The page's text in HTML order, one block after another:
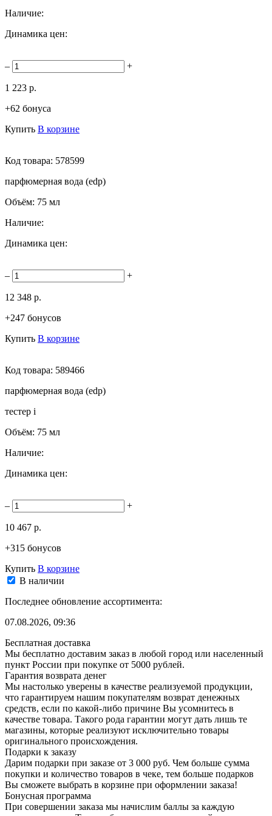
Наличие:
Динамика цен:
– +
1 223 р.
+62 бонуса
Купить В корзине
Код товара: 578599
парфюмерная вода (edp)
Объём: 75 мл
Наличие:
Динамика цен:
– +
12 348 р.
+247 бонусов
Купить В корзине
Код товара: 589466
парфюмерная вода (edp)
тестер i
Объём: 75 мл
Наличие:
Динамика цен:
– +
10 467 р.
+315 бонусов
Купить В корзине
В наличии
Последнее обновление ассортимента:
07.08.2026, 09:36
Бесплатная доставка
Мы бесплатно доставим заказ в любой город или населенный
пункт России при покупке от 5000 рублей.
Гарантия возврата денег
Мы настолько уверены в качестве реализуемой продукции,
что гарантируем нашим покупателям возврат денежных
средств, если по какой-либо причине Вы усомнитесь в
качестве товара. Такого рода гарантии могут дать лишь те
магазины, которые реализуют исключительно товары
оригинального происхождения.
Подарки к заказу
Дарим подарки при заказе от 3 000 руб. Чем больше сумма
покупки и количество товаров в чеке, тем больше подарков
Вы сможете выбрать в корзине при оформлении заказа!
Бонусная программа
При совершении заказа мы начислим баллы за каждую